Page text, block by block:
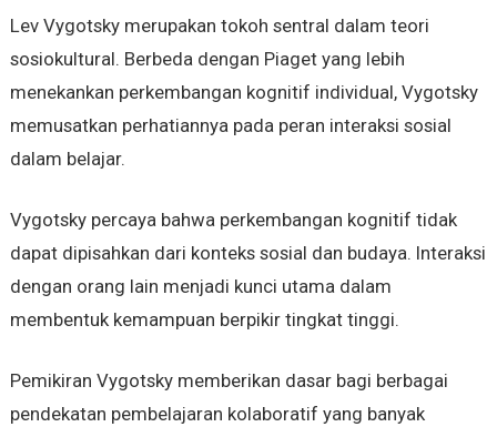
Lev Vygotsky merupakan tokoh sentral dalam teori
sosiokultural. Berbeda dengan Piaget yang lebih
menekankan perkembangan kognitif individual, Vygotsky
memusatkan perhatiannya pada peran interaksi sosial
dalam belajar.
Vygotsky percaya bahwa perkembangan kognitif tidak
dapat dipisahkan dari konteks sosial dan budaya. Interaksi
dengan orang lain menjadi kunci utama dalam
membentuk kemampuan berpikir tingkat tinggi.
Pemikiran Vygotsky memberikan dasar bagi berbagai
pendekatan pembelajaran kolaboratif yang banyak